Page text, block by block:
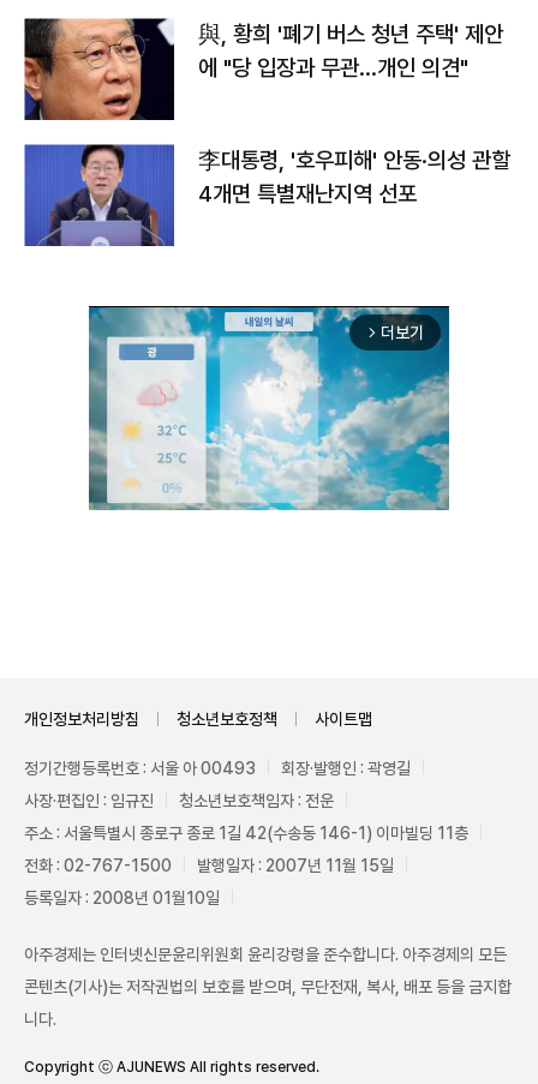
與, 황희 '폐기 버스 청년 주택' 제안
에 "당 입장과 무관…개인 의견"
李대통령, '호우피해' 안동·의성 관할
4개면 특별재난지역 선포
arrow_forward_ios 더보기
개인정보처리방침 청소년보호정책 사이트맵
정기간행등록번호 : 서울 아 00493
회장·발행인 : 곽영길
사장·편집인 : 임규진
청소년보호책임자 : 전운
주소 : 서울특별시 종로구 종로 1길 42(수송동 146-1) 이마빌딩 11층
전화 : 02-767-1500
발행일자 : 2007년 11월 15일
등록일자 : 2008년 01월10일
아주경제는 인터넷신문윤리위원회 윤리강령을 준수합니다. 아주경제의 모든
콘텐츠(기사)는 저작권법의 보호를 받으며, 무단전재, 복사, 배포 등을 금지합
니다.
Copyright ⓒ AJUNEWS All rights reserved.